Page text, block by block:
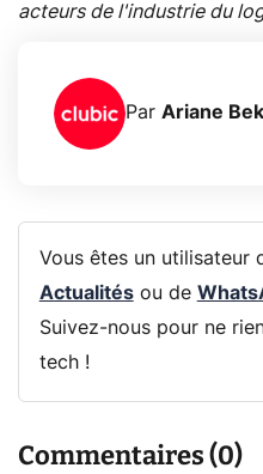
acteurs de l'industrie du
Par Ariane
Vous êtes un utilisateur
Actualitésou de
Suivez-nous pour ne
tech !
Commentaires (0)